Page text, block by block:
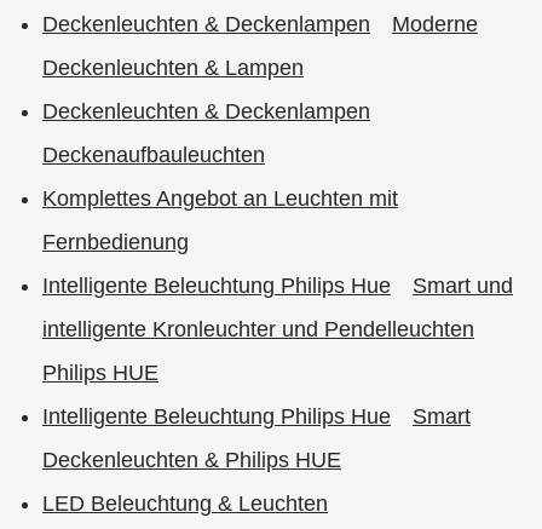
Deckenleuchten & Deckenlampen
Moderne
Deckenleuchten & Lampen
Deckenleuchten & Deckenlampen
Deckenaufbauleuchten
Komplettes Angebot an Leuchten mit
Fernbedienung
Intelligente Beleuchtung Philips Hue
Smart und
intelligente Kronleuchter und Pendelleuchten
Philips HUE
Intelligente Beleuchtung Philips Hue
Smart
Deckenleuchten & Philips HUE
LED Beleuchtung & Leuchten